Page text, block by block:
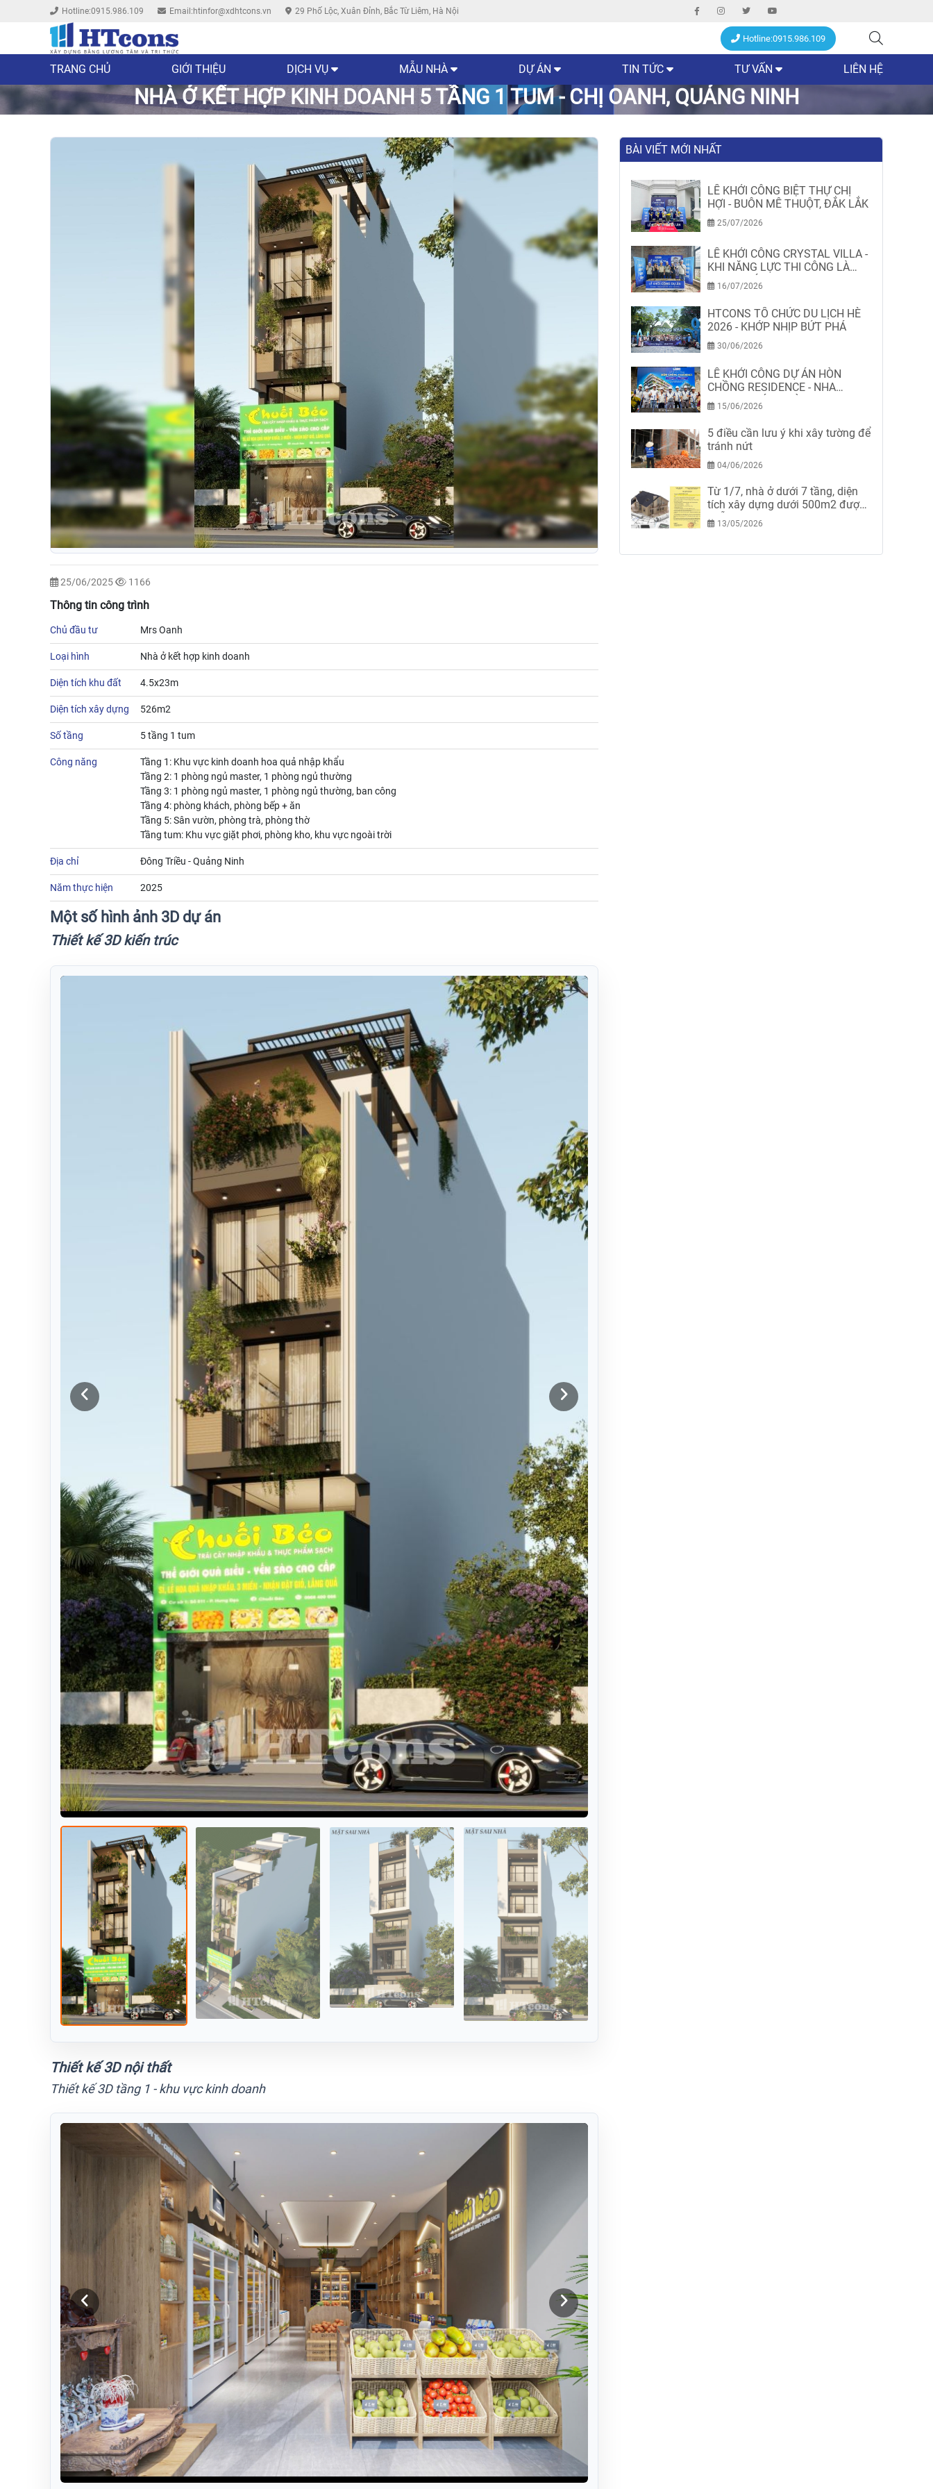
Hotline:0915.986.109 Email:htinfor@xdhtcons.vn 29 Phố Lộc, Xuân Đỉnh, Bắc Từ Liêm, Hà Nội
Hotline:0915.986.109
TRANG CHỦ GIỚI THIỆU DỊCH VỤ MẪU NHÀ DỰ ÁN TIN TỨC TƯ VẤN LIÊN HỆ
NHÀ Ở KẾT HỢP KINH DOANH 5 TẦNG 1 TUM - CHỊ OANH, QUẢNG NINH
25/06/2025 1166
Thông tin công trình
Chủ đầu tư Mrs Oanh
Loại hình Nhà ở kết hợp kinh doanh
Diện tích khu đất 4.5x23m
Diện tích xây dựng 526m2
Số tầng 5 tầng 1 tum
Công năng
Tầng 1: Khu vực kinh doanh hoa quả nhập khẩu
Tầng 2: 1 phòng ngủ master, 1 phòng ngủ thường
Tầng 3: 1 phòng ngủ master, 1 phòng ngủ thường, ban công
Tầng 4: phòng khách, phòng bếp + ăn
Tầng 5: Sân vườn, phòng trà, phòng thờ
Tầng tum: Khu vực giặt phơi, phòng kho, khu vực ngoài trời
Địa chỉ Đông Triều - Quảng Ninh
Năm thực hiện 2025
Một số hình ảnh 3D dự án
Thiết kế 3D kiến trúc
Thiết kế 3D nội thất
Thiết kế 3D tầng 1 - khu vực kinh doanh
BÀI VIẾT MỚI NHẤT
LỄ KHỞI CÔNG BIỆT THỰ CHỊ
HỢI - BUÔN MÊ THUỘT, ĐẮK LẮK
25/07/2026
LỄ KHỞI CÔNG CRYSTAL VILLA -
KHI NĂNG LỰC THI CÔNG LÀ
MINH CHỨNG
16/07/2026
HTCONS TỔ CHỨC DU LỊCH HÈ
2026 - KHỚP NHỊP BỨT PHÁ
30/06/2026
LỄ KHỞI CÔNG DỰ ÁN HÒN
CHỒNG RESIDENCE - NHA
TRANG-KHÁNH HÒA
15/06/2026
5 điều cần lưu ý khi xây tường để
tránh nứt
04/06/2026
Từ 1/7, nhà ở dưới 7 tầng, diện
tích xây dựng dưới 500m2 được
miễn giấy phép xây dựng
13/05/2026